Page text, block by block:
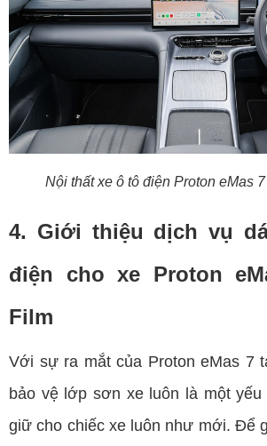
Nội thất xe ô tô điện Proton eMas
4. Giới thiệu dịch vụ
điện cho xe Proton
Film
Với sự ra mắt của Proton eMas 7
bảo vệ lớp sơn xe luôn là một yếu
giữ cho chiếc xe luôn như mới. Để